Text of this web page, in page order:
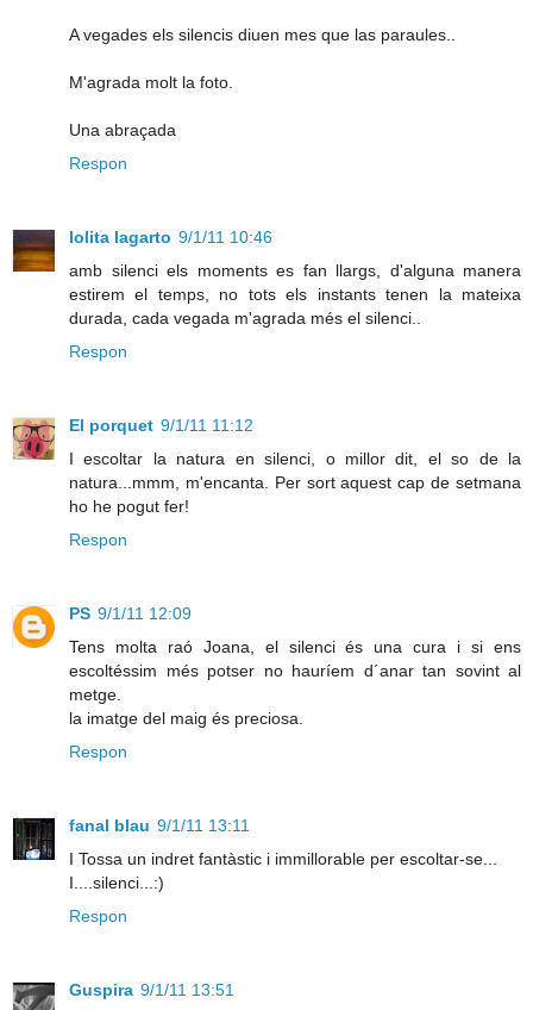
A vegades els silencis diuen mes que las paraules..
M'agrada molt la foto.
Una abraçada
Respon
lolita lagarto 9/1/11 10:46
amb silenci els moments es fan llargs, d'alguna manera
estirem el temps, no tots els instants tenen la mateixa
durada, cada vegada m'agrada més el silenci..
Respon
El porquet 9/1/11 11:12
I escoltar la natura en silenci, o millor dit, el so de la
natura...mmm, m'encanta. Per sort aquest cap de setmana
ho he pogut fer!
Respon
PS 9/1/11 12:09
Tens molta raó Joana, el silenci és una cura i si ens
escoltéssim més potser no hauríem d´anar tan sovint al
metge.
la imatge del maig és preciosa.
Respon
fanal blau 9/1/11 13:11
I Tossa un indret fantàstic i immillorable per escoltar-se...
I....silenci...:)
Respon
Guspira 9/1/11 13:51